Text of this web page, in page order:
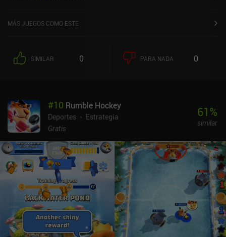
MÁS JUEGOS COMO ESTE
SIMILAR 0 PARA NADA 0
#10 Rumble Hockey
Deportes
Estrategia
Gratis
61%
similar